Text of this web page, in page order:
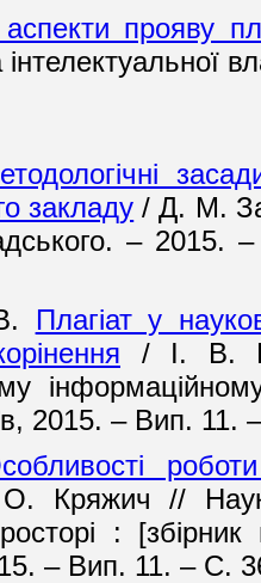
прояву
інтелектуальної
закладу / Д. М.
–
Плагіат у
/ І. В.
2015. – Вип. 11.
Кряжич //
:
– Вип. 11. – С.